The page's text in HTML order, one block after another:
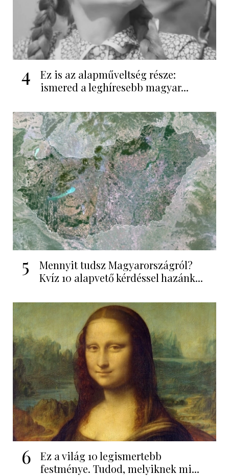
4
Ez is az alapműveltség része:
ismered a leghíresebb magyar...
5
Mennyit tudsz Magyarországról?
Kvíz 10 alapvető kérdéssel hazánk...
6
Ez a világ 10 legismertebb
festménye. Tudod, melyiknek mi...